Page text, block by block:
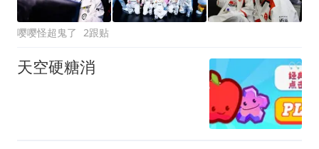
嘤嘤怪超鬼了 2跟贴
天空硬糖消